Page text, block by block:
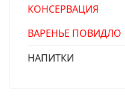
КОНСЕРВАЦИЯ
ВАРЕНЬЕ ПОВИДЛО
НАПИТКИ